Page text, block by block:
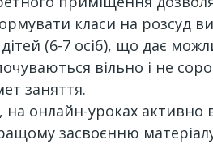
класи на розсуд
(6-7 осіб), що дає
вільно і не
заняття.
онлайн-уроках активно
засвоєнню